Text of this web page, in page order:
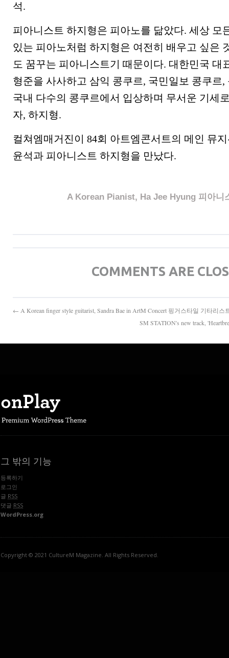
석.
피아니스트 하지형은 피아노를 닮았다. 세상 모
있는 피아노처럼 하지형은 여전히 배우고 싶은
도 꿈꾸는 피아니스트기 때문이다. 대한민국 대
형준을 사사하고 삼익 콩쿠르, 국민일보 콩쿠르
국내 다수의 콩쿠르에서 입상하며 무서운 기세
자, 하지형.
컬쳐엠매거진이 84회 아트엠콘서트의 메인 뮤
윤석과 피아니스트 하지형을 만났다.
A Korean Pianist, Ha Jee Hyung 피아니
COMMENTS ARE
← A Korean finger style guitarist, Sandra Bae in ArtM Concert 핑거스타일 기타리스
SM STATION's new track,
그 밖의 기능
등록하기
로그인
글 RSS
댓글 RSS
WordPress.org
Copyright © 2021 CultureM Magazine. All Rights Reserved.